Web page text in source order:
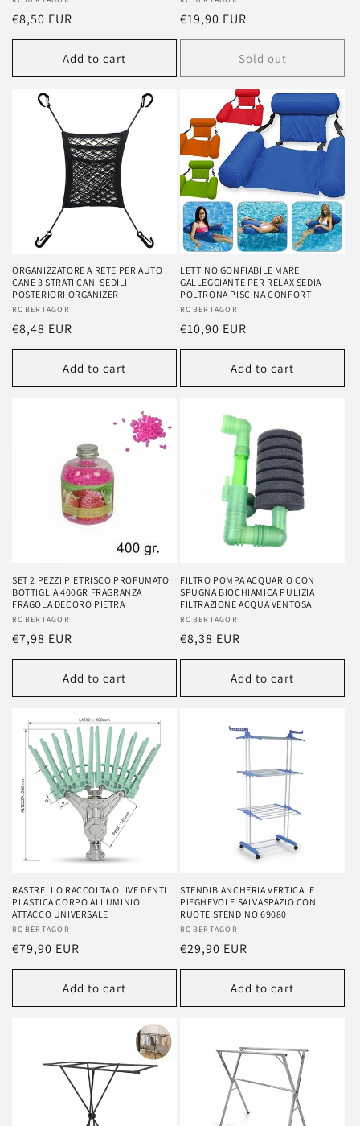
Regular
price
€8,50 EUR
Add to cart
Regular
price
€19,90 EUR
Sold out
ORGANIZZATORE A RETE PER AUTO
CANE 3 STRATI CANI SEDILI
POSTERIORI ORGANIZER
Vendor:
ROBERTAGOR
Regular
price
€8,48 EUR
Add to cart
LETTINO GONFIABILE MARE
GALLEGGIANTE PER RELAX SEDIA
POLTRONA PISCINA CONFORT
Vendor:
ROBERTAGOR
Regular
price
€10,90 EUR
Add to cart
SET 2 PEZZI PIETRISCO PROFUMATO
BOTTIGLIA 400GR FRAGRANZA
FRAGOLA DECORO PIETRA
Vendor:
ROBERTAGOR
Regular
price
€7,98 EUR
Add to cart
FILTRO POMPA ACQUARIO CON
SPUGNA BIOCHIAMICA PULIZIA
FILTRAZIONE ACQUA VENTOSA
Vendor:
ROBERTAGOR
Regular
price
€8,38 EUR
Add to cart
RASTRELLO RACCOLTA OLIVE DENTI
PLASTICA CORPO ALLUMINIO
ATTACCO UNIVERSALE
Vendor:
ROBERTAGOR
Regular
price
€79,90 EUR
Add to cart
STENDIBIANCHERIA VERTICALE
PIEGHEVOLE SALVASPAZIO CON
RUOTE STENDINO 69080
Vendor:
ROBERTAGOR
Regular
price
€29,90 EUR
Add to cart